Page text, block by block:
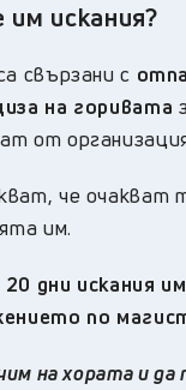
им искания?
свързани с
на горивата
от
че очакват
им.
20 дни искания
по
на хората и